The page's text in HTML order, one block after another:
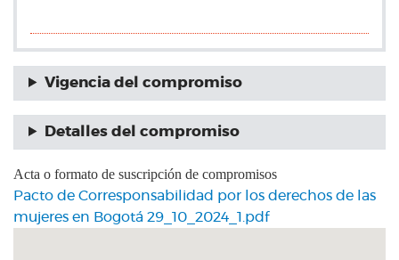
Vigencia del compromiso
Detalles del compromiso
Acta o formato de suscripción de compromisos
Pacto de Corresponsabilidad por los derechos de las
mujeres en Bogotá 29_10_2024_1.pdf